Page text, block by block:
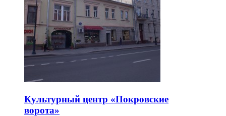
Культурный центр «Покровские
ворота»